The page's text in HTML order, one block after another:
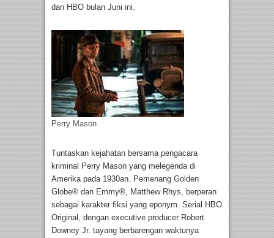
dan HBO bulan Juni ini.
Perry Mason
Tuntaskan kejahatan bersama pengacara
kriminal Perry Mason yang melegenda di
Amerika pada 1930an. Pemenang Golden
Globe® dan Emmy®, Matthew Rhys, berperan
sebagai karakter fiksi yang eponym. Serial HBO
Original, dengan executive producer Robert
Downey Jr. tayang berbarengan waktunya